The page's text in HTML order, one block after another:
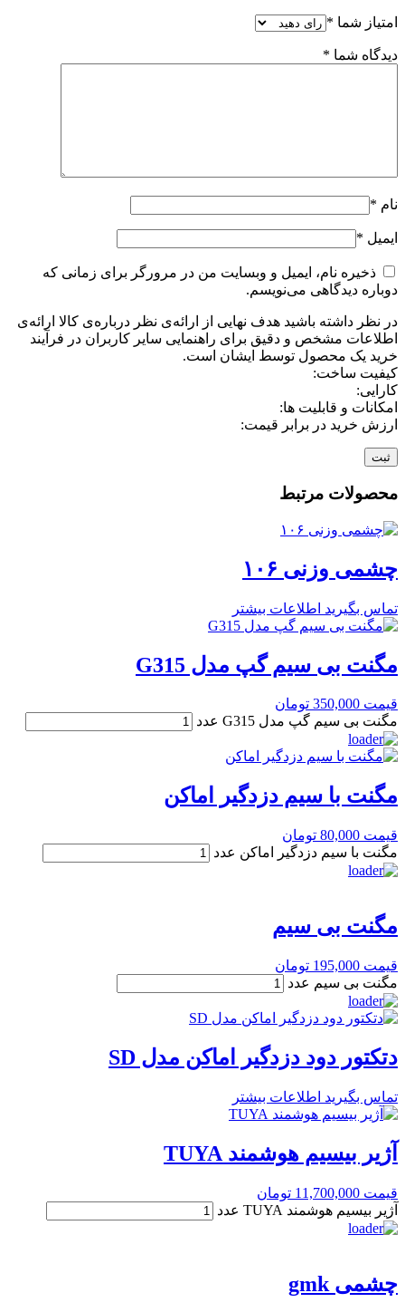
امتیاز شما *
دیدگاه شما *
نام *
ایمیل *
ذخیره نام، ایمیل و وبسایت من در مرورگر برای زمانی که
دوباره دیدگاهی می‌نویسم.
در نظر داشته باشید هدف نهایی از ارائه‌ی نظر درباره‌ی کالا ارائه‌ی
اطلاعات مشخص و دقیق برای راهنمایی سایر کاربران در فرآیند
خرید یک محصول توسط ایشان است.
کیفیت ساخت:
کارایی:
امکانات و قابلیت ها:
ارزش خرید در برابر قیمت:
محصولات مرتبط
چشمی وزنی ۱۰۶
تماس بگیرید اطلاعات بیشتر
مگنت بی سیم گپ مدل G315
قیمت 350,000 تومان
مگنت بی سیم گپ مدل G315 عدد
مگنت با سیم دزدگیر اماکن
قیمت 80,000 تومان
مگنت با سیم دزدگیر اماکن عدد
مگنت بی سیم
قیمت 195,000 تومان
مگنت بی سیم عدد
دتکتور دود دزدگیر اماکن مدل SD
تماس بگیرید اطلاعات بیشتر
آژیر بیسیم هوشمند TUYA
قیمت 11,700,000 تومان
آژیر بیسیم هوشمند TUYA عدد
چشمی gmk